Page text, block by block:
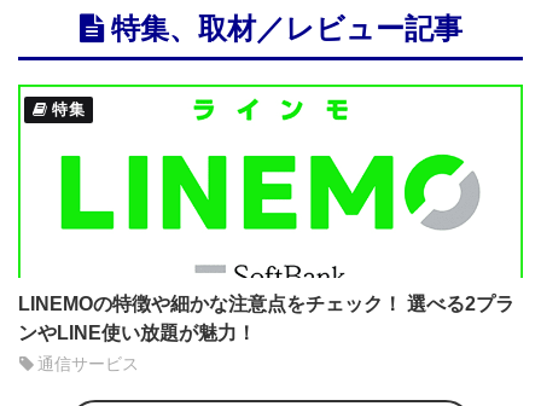
特集、取材／レビュー記事
特集
LINEMOの特徴や細かな注意点をチェック！ 選べる2プラ
ンやLINE使い放題が魅力！
通信サービス